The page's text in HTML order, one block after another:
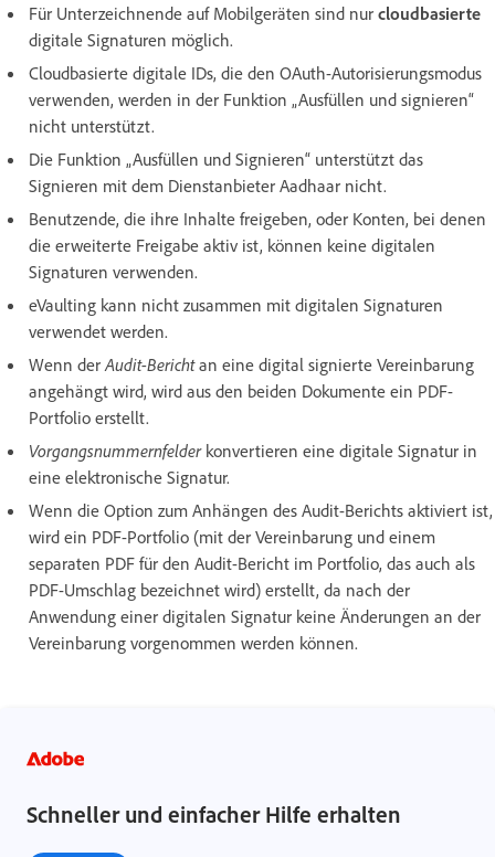
Für Unterzeichnende auf Mobilgeräten sind nur cloudbasierte
digitale Signaturen möglich.
Cloudbasierte digitale IDs, die den OAuth-Autorisierungsmodus
verwenden, werden in der Funktion „Ausfüllen und signieren“
nicht unterstützt.
Die Funktion „Ausfüllen und Signieren“ unterstützt das
Signieren mit dem Dienstanbieter Aadhaar nicht.
Benutzende, die ihre Inhalte freigeben, oder Konten, bei denen
die erweiterte Freigabe aktiv ist, können keine digitalen
Signaturen verwenden.
eVaulting kann nicht zusammen mit digitalen Signaturen
verwendet werden.
Wenn derAudit-Berichtan eine digital signierte Vereinbarung
angehängt wird, wird aus den beiden Dokumente ein PDF-
Portfolio erstellt.
Vorgangsnummernfelderkonvertieren eine digitale Signatur in
eine elektronische Signatur.
Wenn die Option zum Anhängen des Audit-Berichts aktiviert ist,
wird ein PDF-Portfolio (mit der Vereinbarung und einem
separaten PDF für den Audit-Bericht im Portfolio, das auch als
PDF-Umschlag bezeichnet wird) erstellt, da nach der
Anwendung einer digitalen Signatur keine Änderungen an der
Vereinbarung vorgenommen werden können.
Schneller und einfacher Hilfe erhalten